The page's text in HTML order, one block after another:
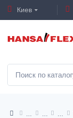
Киев